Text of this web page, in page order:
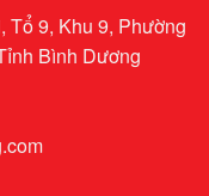
9, Khu 9, Phường
Bình Dương